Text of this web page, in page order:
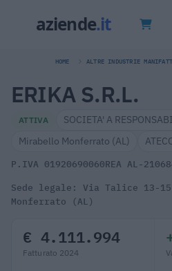
HOME ALTRE INDUSTRIE
ERIKA S.R.L.
ATTIVA
SOCIETA' A
Mirabello Monferrato (AL)
P.IVA 01920690060REA AL-
Sede legale: Via Talice 13-
Monferrato (AL)
€ 4.111.994
Fatturato 2024